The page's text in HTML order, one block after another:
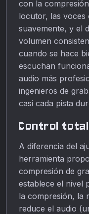
con la
locutor, las voces
suavemente, y el
volumen
cuando se hace
escuchan
audio más
ingenieros de
casi cada pista
Control
A diferencia del
herramienta
compresión de
establece el nivel
la compresión, la
reduce el audio